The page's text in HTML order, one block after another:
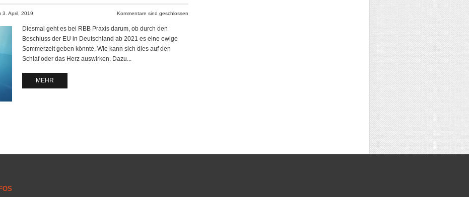
3. April, 2019 Kommentare sind geschlossen
Diesmal geht es bei RBB Praxis darum, ob durch den
Beschluss der EU in Deutschland ab 2021 es eine ewige
Sommerzeit geben könnte. Wie kann sich dies auf den
Schlaf oder das Herz auswirken. Dazu...
MEHR